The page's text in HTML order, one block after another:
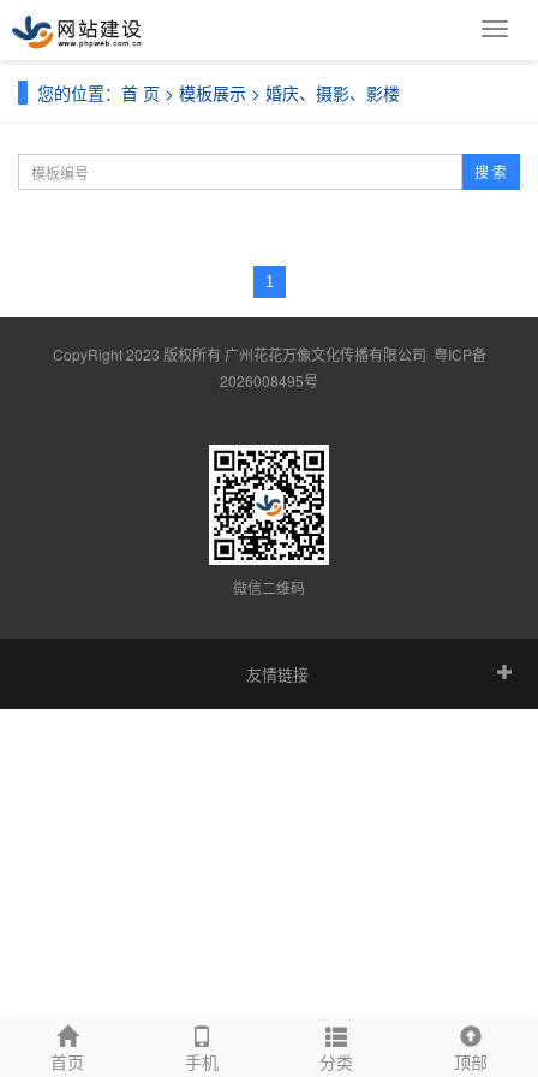
导
您的位置： 首 页 > 模板展示 > 婚庆、摄影、影楼
搜 索
1
首页 手机 分类 顶部
CopyRight 2023 版权所有 广州花花万像文化传播有限公司 粤ICP备
2026008495号
微信二维码
友情链接